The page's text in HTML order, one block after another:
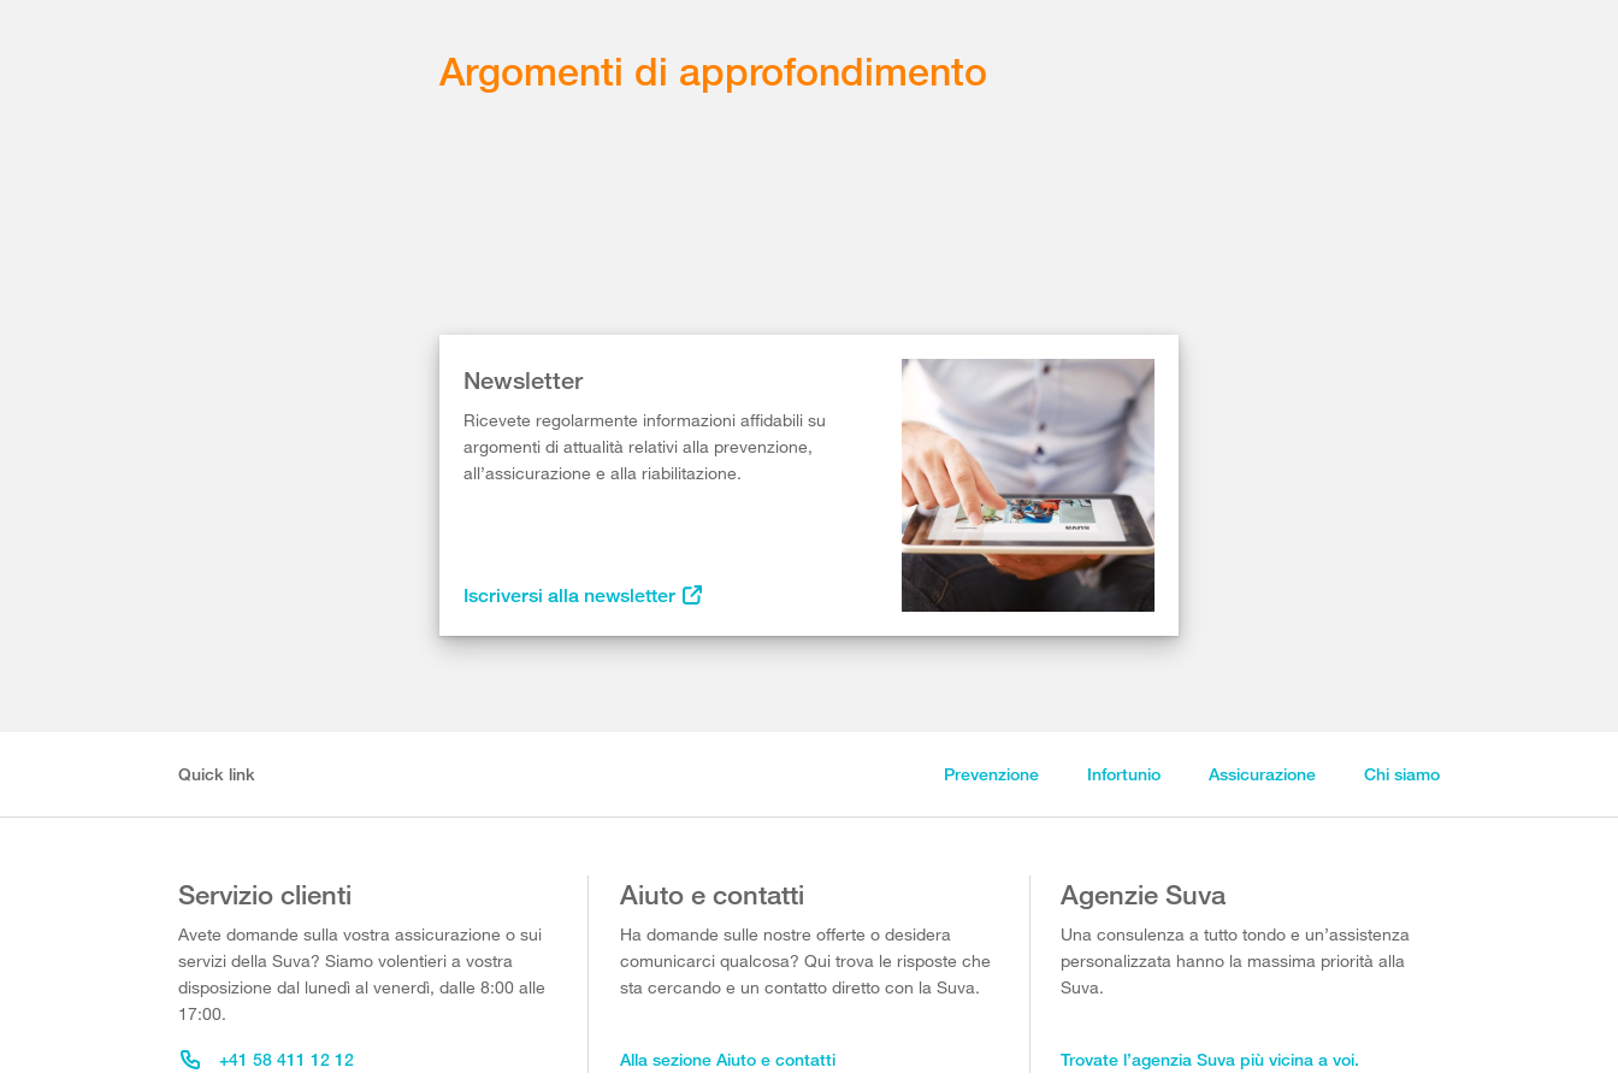
Argomenti di approfondimento
Newsletter
Ricevete regolarmente informazioni affidabili su
argomenti di attualità relativi alla prevenzione,
all’assicurazione e alla riabilitazione.
Iscriversi alla newsletter
Quick link Prevenzione Infortunio Assicurazione Chi siamo
Servizio clienti
Avete domande sulla vostra assicurazione o sui
servizi della Suva? Siamo volentieri a vostra
disposizione dal lunedì al venerdì, dalle 8:00 alle
17:00.
+41 58 411 12 12
Aiuto e contatti
Ha domande sulle nostre offerte o desidera
comunicarci qualcosa? Qui trova le risposte che
sta cercando e un contatto diretto con la Suva.
Alla sezione Aiuto e contatti
Agenzie Suva
Una consulenza a tutto tondo e un’assistenza
personalizzata hanno la massima priorità alla
Suva.
Trovate l’agenzia Suva più vicina a voi.